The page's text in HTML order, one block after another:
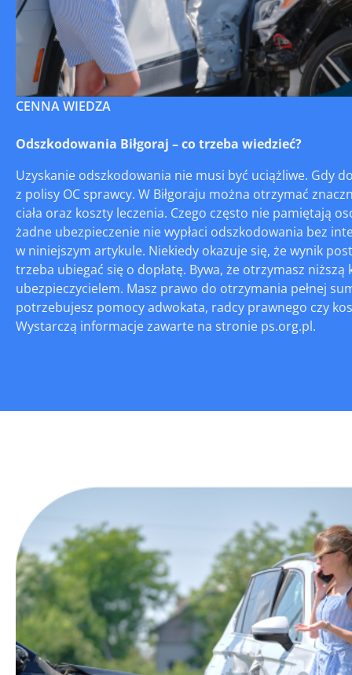
CENNA WIEDZA
Odszkodowania Biłgoraj – co trzeba wiedzieć?
Uzyskanie odszkodowania nie musi być uciążliwe. Gdy
z polisy OC sprawcy. W Biłgoraju można otrzymać
ciała oraz koszty leczenia. Czego często nie pamiętają
żadne ubezpieczenie nie wypłaci odszkodowania bez
w niniejszym artykule. Niekiedy okazuje się, że wynik
trzeba ubiegać się o dopłatę. Bywa, że otrzymasz
ubezpieczycielem. Masz prawo do otrzymania pełnej
potrzebujesz pomocy adwokata, radcy prawnego czy
Wystarczą informacje zawarte na stronie ps.org.pl.